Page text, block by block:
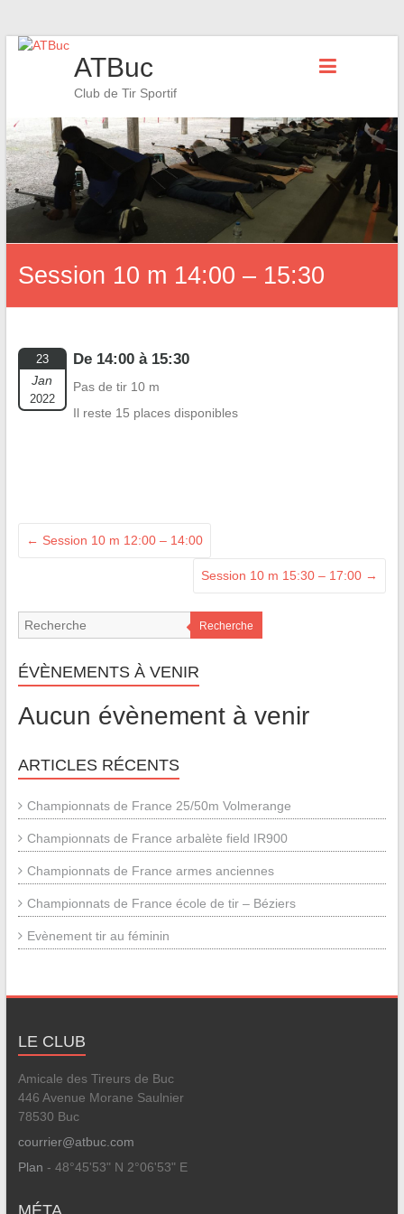
Skip
ATBuc
Club de Tir Sportif
Session 10 m 14:00 – 15:30
23
Jan
2022
De 14:00 à 15:30
Pas de tir 10 m
Il reste 15 places disponibles
← Session 10 m 12:00 – 14:00
Session 10 m 15:30 – 17:00 →
Recherche
ÉVÈNEMENTS À VENIR
Aucun évènement à venir
ARTICLES RÉCENTS
Championnats de France 25/50m Volmerange
Championnats de France arbalète field IR900
Championnats de France armes anciennes
Championnats de France école de tir – Béziers
Evènement tir au féminin
LE CLUB
Amicale des Tireurs de Buc
446 Avenue Morane Saulnier
78530 Buc
courrier@atbuc.com
Plan - 48°45'53" N 2°06'53" E